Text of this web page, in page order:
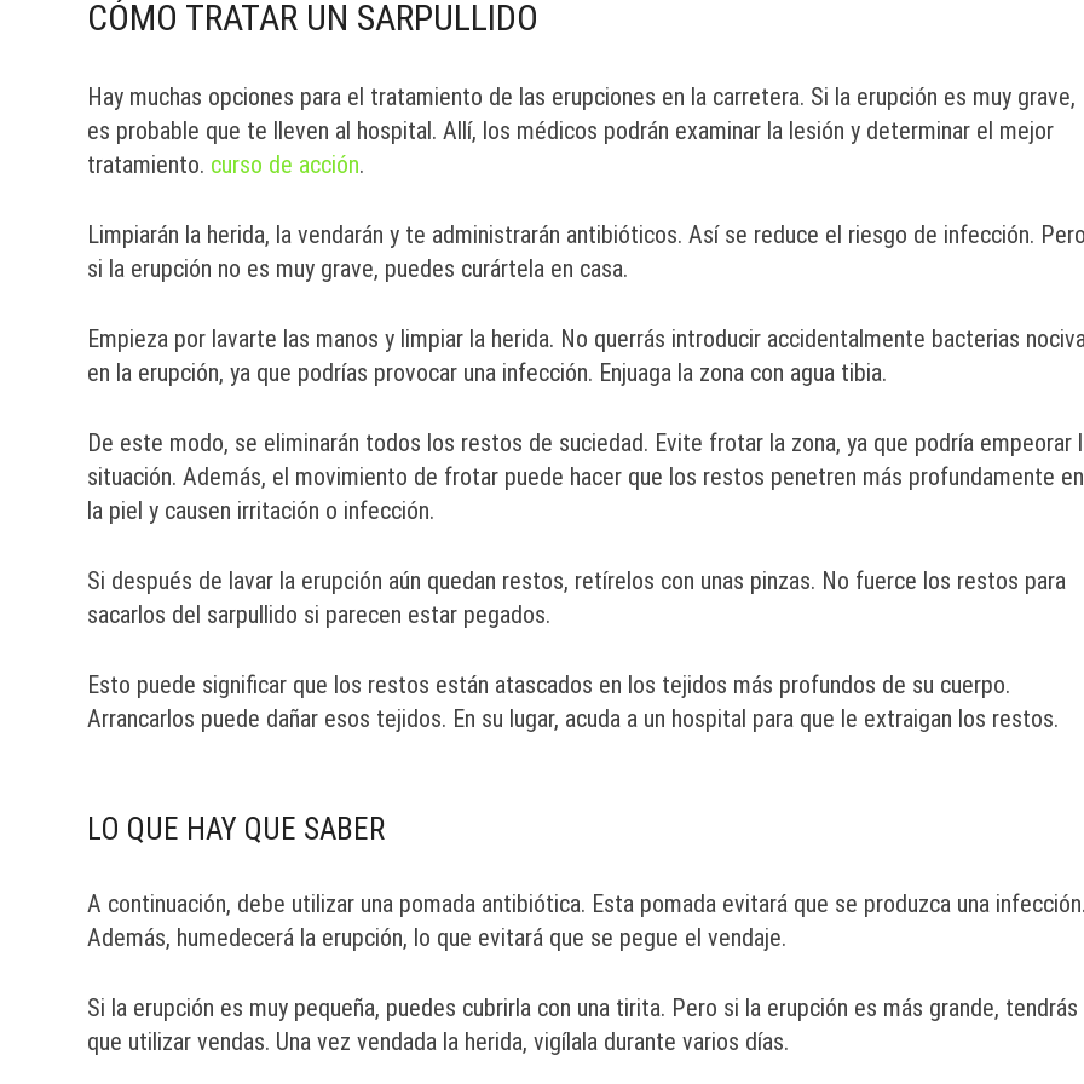
CÓMO TRATAR UN SARPULLIDO
Hay muchas opciones para el tratamiento de las erupciones en la carretera. Si la erupción es muy grave,
es probable que te lleven al hospital. Allí, los médicos podrán examinar la lesión y determinar el mejor
tratamiento. curso de acción.
Limpiarán la herida, la vendarán y te administrarán antibióticos. Así se reduce el riesgo de infección. Pero
si la erupción no es muy grave, puedes curártela en casa.
Empieza por lavarte las manos y limpiar la herida. No querrás introducir accidentalmente bacterias
en la erupción, ya que podrías provocar una infección. Enjuaga la zona con agua tibia.
De este modo, se eliminarán todos los restos de suciedad. Evite frotar la zona, ya que podría empeorar
situación. Además, el movimiento de frotar puede hacer que los restos penetren más profundamente en
la piel y causen irritación o infección.
Si después de lavar la erupción aún quedan restos, retírelos con unas pinzas. No fuerce los restos para
sacarlos del sarpullido si parecen estar pegados.
Esto puede significar que los restos están atascados en los tejidos más profundos de su cuerpo.
Arrancarlos puede dañar esos tejidos. En su lugar, acuda a un hospital para que le extraigan los restos.
LO QUE HAY QUE SABER
A continuación, debe utilizar una pomada antibiótica. Esta pomada evitará que se produzca una infección.
Además, humedecerá la erupción, lo que evitará que se pegue el vendaje.
Si la erupción es muy pequeña, puedes cubrirla con una tirita. Pero si la erupción es más grande, tendrás
que utilizar vendas. Una vez vendada la herida, vigílala durante varios días.